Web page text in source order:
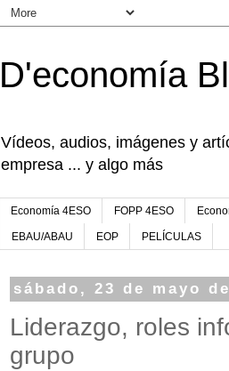
D'economía
Vídeos, audios, imágenes y
empresa ... y algo más
Economía 4ESO FOPP 4ESO
EBAU/ABAU EOP PELÍCULAS
sábado, 23 de mayo
Liderazgo, roles
grupo